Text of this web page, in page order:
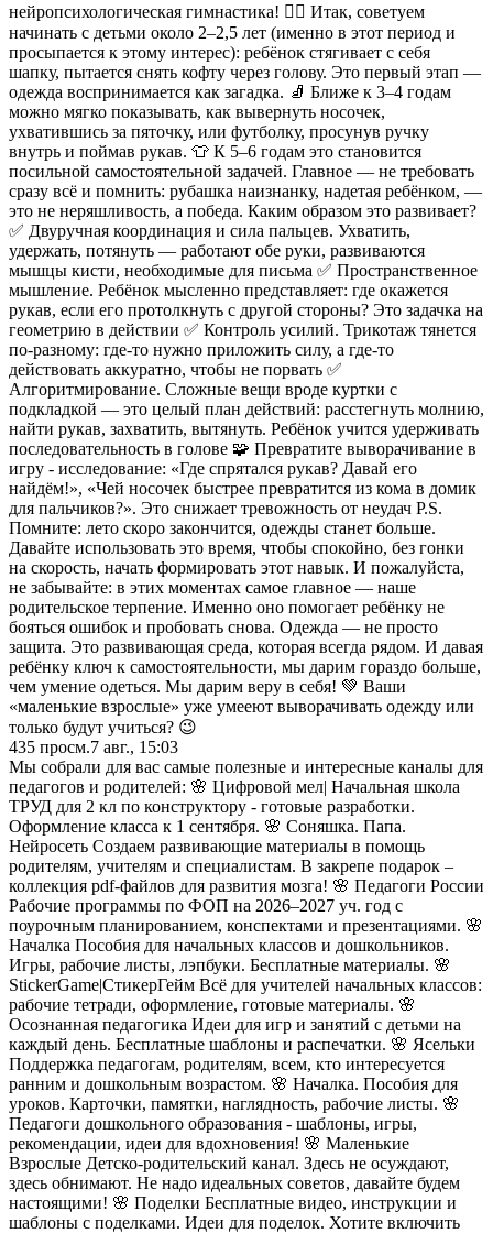
нейропсихологическая гимнастика! 🧏‍♀️ Итак, советуем
начинать с детьми около 2–2,5 лет (именно в этот период и
просыпается к этому интерес): ребёнок стягивает с себя
шапку, пытается снять кофту через голову. Это первый этап —
одежда воспринимается как загадка. 🧦 Ближе к 3–4 годам
можно мягко показывать, как вывернуть носочек,
ухватившись за пяточку, или футболку, просунув ручку
внутрь и поймав рукав. 👕 К 5–6 годам это становится
посильной самостоятельной задачей. Главное — не требовать
сразу всё и помнить: рубашка наизнанку, надетая ребёнком, —
это не неряшливость, а победа. Каким образом это развивает?
✅ Двуручная координация и сила пальцев. Ухватить,
удержать, потянуть — работают обе руки, развиваются
мышцы кисти, необходимые для письма ✅ Пространственное
мышление. Ребёнок мысленно представляет: где окажется
рукав, если его протолкнуть с другой стороны? Это задачка на
геометрию в действии ✅ Контроль усилий. Трикотаж тянется
по-разному: где-то нужно приложить силу, а где-то
действовать аккуратно, чтобы не порвать ✅
Алгоритмирование. Сложные вещи вроде куртки с
подкладкой — это целый план действий: расстегнуть молнию,
найти рукав, захватить, вытянуть. Ребёнок учится удерживать
последовательность в голове 🧩 Превратите выворачивание в
игру - исследование: «Где спрятался рукав? Давай его
найдём!», «Чей носочек быстрее превратится из кома в домик
для пальчиков?». Это снижает тревожность от неудач P.S.
Помните: лето скоро закончится, одежды станет больше.
Давайте использовать это время, чтобы спокойно, без гонки
на скорость, начать формировать этот навык. И пожалуйста,
не забывайте: в этих моментах самое главное — наше
родительское терпение. Именно оно помогает ребёнку не
бояться ошибок и пробовать снова. Одежда — не просто
защита. Это развивающая среда, которая всегда рядом. И давая
ребёнку ключ к самостоятельности, мы дарим гораздо больше,
чем умение одеться. Мы дарим веру в себя! 💚 Ваши
«маленькие взрослые» уже умееют выворачивать одежду или
только будут учиться? 😉
435 просм.7 авг., 15:03
Мы собрали для вас самые полезные и интересные каналы для
педагогов и родителей: 🌸 Цифровой мел| Начальная школа
ТРУД для 2 кл по конструктору - готовые разработки.
Оформление класса к 1 сентября. 🌸 Соняшка. Папа.
Нейросеть Создаем развивающие материалы в помощь
родителям, учителям и специалистам. В закрепе подарок –
коллекция pdf-файлов для развития мозга! 🌸 Педагоги России
Рабочие программы по ФОП на 2026–2027 уч. год с
поурочным планированием, конспектами и презентациями. 🌸
Началка Пособия для начальных классов и дошкольников.
Игры, рабочие листы, лэпбуки. Бесплатные материалы. 🌸
StickerGame|СтикерГейм Всё для учителей начальных классов:
рабочие тетради, оформление, готовые материалы. 🌸
Осознанная педагогика Идеи для игр и занятий с детьми на
каждый день. Бесплатные шаблоны и распечатки. 🌸 Ясельки
Поддержка педагогам, родителям, всем, кто интересуется
ранним и дошкольным возрастом. 🌸 Началка. Пособия для
уроков. Карточки, памятки, наглядность, рабочие листы. 🌸
Педагоги дошкольного образования - шаблоны, игры,
рекомендации, идеи для вдохновения! 🌸 Маленькие
Взрослые Детско-родительский канал. Здесь не осуждают,
здесь обнимают. Не надо идеальных советов, давайте будем
настоящими! 🌸 Поделки Бесплатные видео, инструкции и
шаблоны с поделками. Идеи для поделок. Хотите включить